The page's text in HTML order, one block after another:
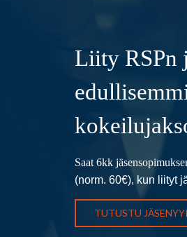
Liity RSPn
Saat 6kk
(norm. 60€), kun liityt
TUTUSTU